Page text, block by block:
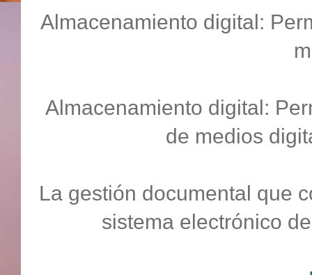
Almacenamiento digital:
Almacenamiento digital:
de medios
La gestión documental que
sistema electrónico